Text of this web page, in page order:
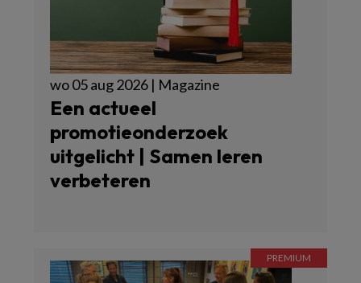
wo 05 aug 2026 | Magazine
Een actueel
promotieonderzoek
uitgelicht | Samen leren
verbeteren